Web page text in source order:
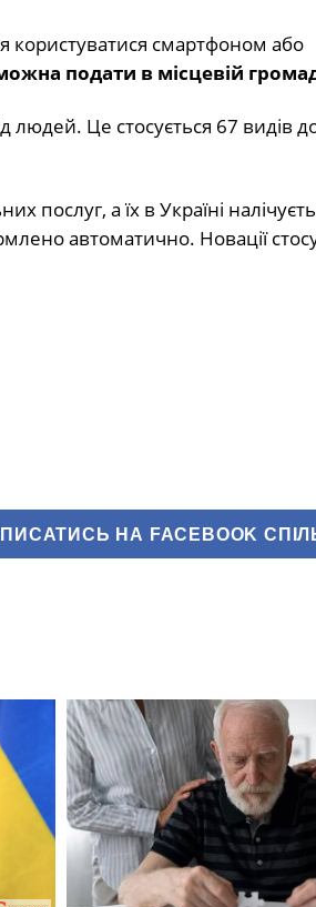
користуватися смартфоном або
подати в місцевій
людей. Це стосується 67 видів
а їх в Україні
автоматично. Новації
НА FACEBOOK